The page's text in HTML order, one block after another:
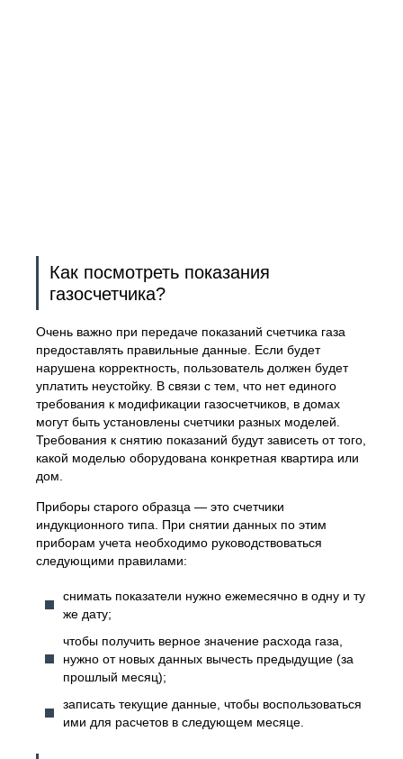
Как посмотреть показания
газосчетчика?
Очень важно при передаче показаний счетчика газа
предоставлять правильные данные. Если будет
нарушена корректность, пользователь должен будет
уплатить неустойку. В связи с тем, что нет единого
требования к модификации газосчетчиков, в домах
могут быть установлены счетчики разных моделей.
Требования к снятию показаний будут зависеть от того,
какой моделью оборудована конкретная квартира или
дом.
Приборы старого образца — это счетчики
индукционного типа. При снятии данных по этим
приборам учета необходимо руководствоваться
следующими правилами:
снимать показатели нужно ежемесячно в одну и ту
же дату;
чтобы получить верное значение расхода газа,
нужно от новых данных вычесть предыдущие (за
прошлый месяц);
записать текущие данные, чтобы воспользоваться
ими для расчетов в следующем месяце.